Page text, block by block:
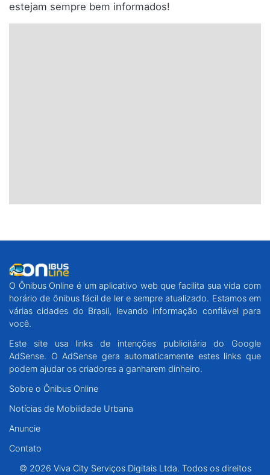
estejam sempre bem informados!
O Ônibus Online é um aplicativo web que facilita sua vida com
horário de ônibus fácil de ler e sempre atualizado. Estamos em
várias cidades do Brasil, levando informação confiável para
você.
Este site usa links de intenções publicitária do Google
AdSense. O AdSense gera automaticamente estes links que
podem ajudar os criadores a ganharem dinheiro.
Sobre o Ônibus Online
Notícias de Mobilidade Urbana
Anuncie
Contato
© 2026 Viva City Serviços Digitais Ltda. Todos os direitos